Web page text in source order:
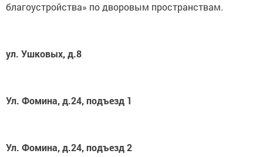
благоустройства» по дворовым пространствам.
ул. Ушковых, д.8
Ул. Фомина, д.24, подъезд 1
Ул. Фомина, д.24, подъезд 2